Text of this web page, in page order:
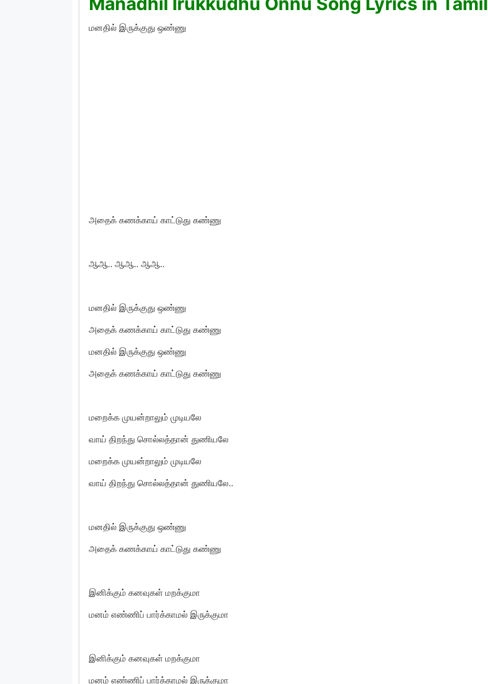
மனதில் இருக்குது ஒண்ணு
அதைக் கணக்காய் காட்டுது கண்ணு
ஆஆ.. ஆஆ.. ஆஆ..
மனதில் இருக்குது ஒண்ணு
அதைக் கணக்காய் காட்டுது கண்ணு
மனதில் இருக்குது ஒண்ணு
அதைக் கணக்காய் காட்டுது கண்ணு
மறைக்க முயன்றாலும் முடியலே
வாய் திறந்து சொல்லத்தான் துணியலே
மறைக்க முயன்றாலும் முடியலே
வாய் திறந்து சொல்லத்தான் துணியலே..
மனதில் இருக்குது ஒண்ணு
அதைக் கணக்காய் காட்டுது கண்ணு
இனிக்கும் கனவுகள் மறக்குமா
மனம் எண்ணிப் பார்க்காமல் இருக்குமா
இனிக்கும் கனவுகள் மறக்குமா
மனம் எண்ணிப் பார்க்காமல் இருக்குமா